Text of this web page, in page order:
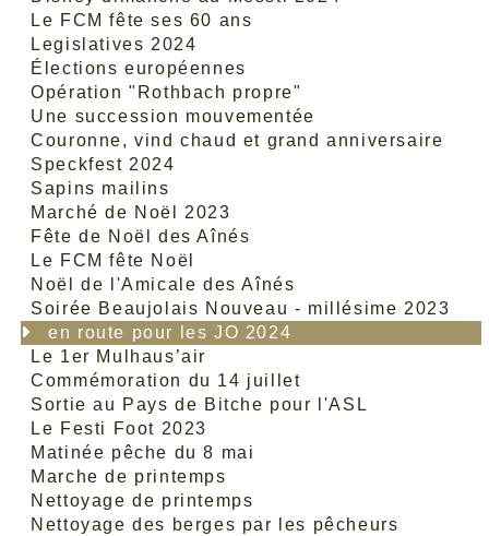
Le FCM fête ses 60 ans
Legislatives 2024
Élections européennes
Opération "Rothbach propre"
Une succession mouvementée
Couronne, vind chaud et grand anniversaire
Speckfest 2024
Sapins mailins
Marché de Noël 2023
Fête de Noël des Aînés
Le FCM fête Noël
Noël de l'Amicale des Aînés
Soirée Beaujolais Nouveau - millésime 2023
en route pour les JO 2024
Le 1er Mulhaus’air
Commémoration du 14 juillet
Sortie au Pays de Bitche pour l'ASL
Le Festi Foot 2023
Matinée pêche du 8 mai
Marche de printemps
Nettoyage de printemps
Nettoyage des berges par les pêcheurs